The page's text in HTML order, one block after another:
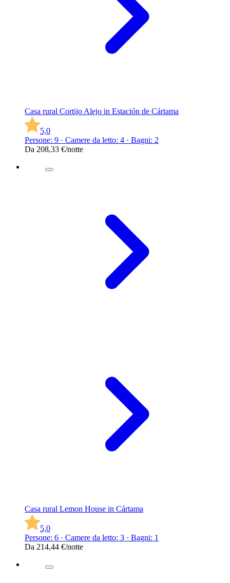
Casa rural Cortijo Alejo in Estación de Cártama
5,0
Persone: 9 · Camere da letto: 4 · Bagni: 2
Da 208,33 €/notte
Casa rural Lemon House in Cártama
5,0
Persone: 6 · Camere da letto: 3 · Bagni: 1
Da 214,44 €/notte